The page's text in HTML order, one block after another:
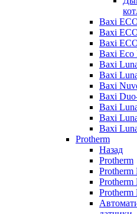
Baxi
Baxi
Baxi
Baxi Eco
Baxi
Baxi
Baxi
Baxi
Baxi
Baxi
Baxi
Protherm
Назад
Protherm
Protherm
Protherm
Protherm